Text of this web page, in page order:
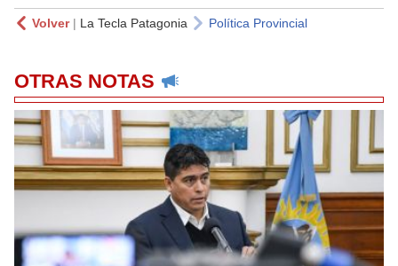
Volver| La Tecla Patagonia Política Provincial
OTRAS NOTAS